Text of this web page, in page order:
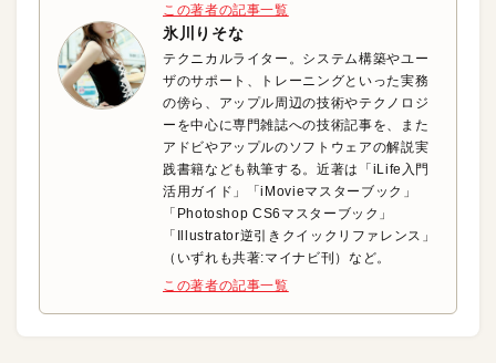
この著者の記事一覧
氷川りそな
テクニカルライター。システム構築やユー
ザのサポート、トレーニングといった実務
の傍ら、アップル周辺の技術やテクノロジ
ーを中心に専門雑誌への技術記事を、また
アドビやアップルのソフトウェアの解説実
践書籍なども執筆する。近著は「iLife入門
活用ガイド」「iMovieマスターブック」
「Photoshop CS6マスターブック」
「Illustrator逆引きクイックリファレンス」
（いずれも共著:マイナビ刊）など。
この著者の記事一覧